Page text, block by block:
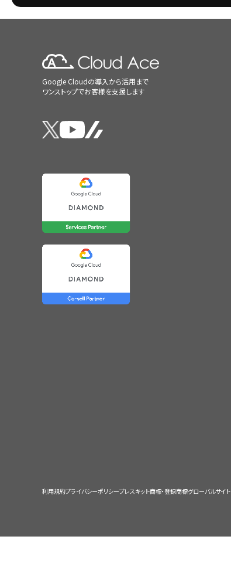
Google Cloudの導入から活用まで
ワンストップでお客様を支援します
利用規約プライバシーポリシープレスキット商標・登録商標グローバルサイト